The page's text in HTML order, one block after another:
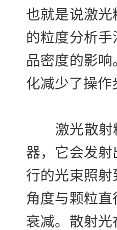
也就是说激
的粒度分析
品密度的影
化减少了操
激光散射粒
器，它会发
行的光束照
角度与颗粒
衰减。散射